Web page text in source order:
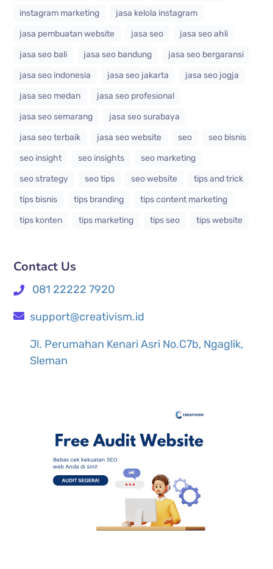
instagram marketing
jasa kelola instagram
jasa pembuatan website
jasa seo
jasa seo ahli
jasa seo bali
jasa seo bandung
jasa seo bergaransi
jasa seo indonesia
jasa seo jakarta
jasa seo jogja
jasa seo medan
jasa seo profesional
jasa seo semarang
jasa seo surabaya
jasa seo terbaik
jasa seo website seo
seo bisnis
seo insight
seo insights
seo marketing
seo strategy
seo tips seo website
tips and trick
tips bisnis
tips branding
tips content marketing
tips konten
tips marketing tips seo tips website
Contact Us
081 22222 7920
support@creativism.id
Jl. Perumahan Kenari Asri No.C7b, Ngaglik,
Sleman